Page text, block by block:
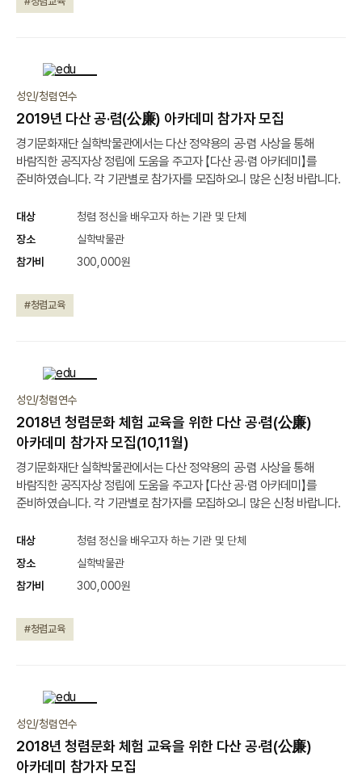
성인/청렴연수
2019년 다산 공·렴(公廉) 아카데미 참가자 모집
경기문화재단 실학박물관에서는 다산 정약용의 공·렴 사상을 통해
바람직한 공직자상 정립에 도움을 주고자 【다산 공·렴 아카데미】를
준비하였습니다. 각 기관별로 참가자를 모집하오니 많은 신청 바랍니다.
대상
청렴 정신을 배우고자 하는 기관 및 단체
장소
실학박물관
참가비
300,000원
#청렴교육
성인/청렴연수
2018년 청렴문화 체험 교육을 위한 다산 공·렴(公廉)
아카데미 참가자 모집(10,11월)
경기문화재단 실학박물관에서는 다산 정약용의 공·렴 사상을 통해
바람직한 공직자상 정립에 도움을 주고자 【다산 공·렴 아카데미】를
준비하였습니다. 각 기관별로 참가자를 모집하오니 많은 신청 바랍니다.
대상
청렴 정신을 배우고자 하는 기관 및 단체
장소
실학박물관
참가비
300,000원
#청렴교육
성인/청렴연수
2018년 청렴문화 체험 교육을 위한 다산 공·렴(公廉)
아카데미 참가자 모집